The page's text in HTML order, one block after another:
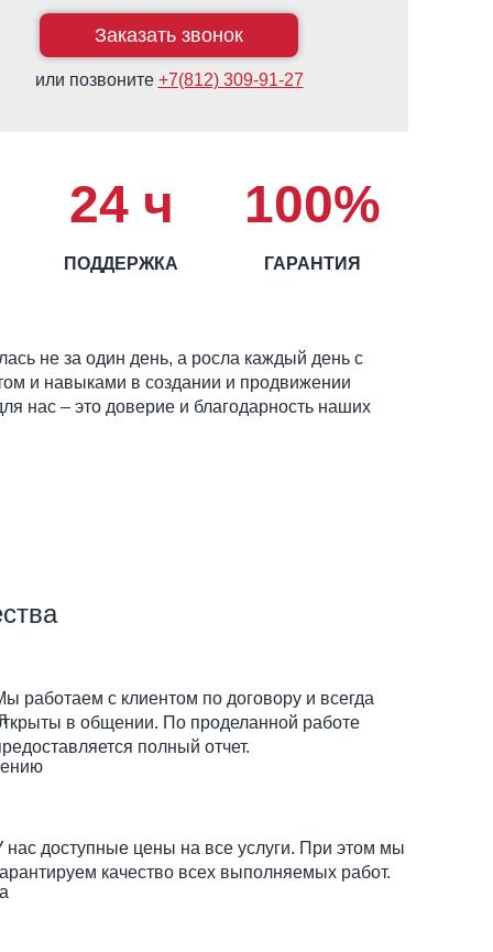
Заказать звонок
или позвоните +7(812) 309-91-27
24 ч 100%
ПОДДЕРЖКА ГАРАНТИЯ
не за один день, а росла каждый день с
и навыками в создании и продвижении
нас – это доверие и благодарность наших
работаем с клиентом по договору и всегда
в общении. По проделанной работе
полный отчет.
нас доступные цены на все услуги. При этом мы
качество всех выполняемых работ.